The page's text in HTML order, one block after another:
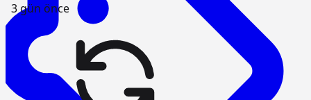
3 gün önce